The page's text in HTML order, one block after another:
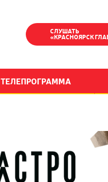
СЛУШАТЬ
«КРАСНОЯРСК
ТЕЛЕПРОГРАММА